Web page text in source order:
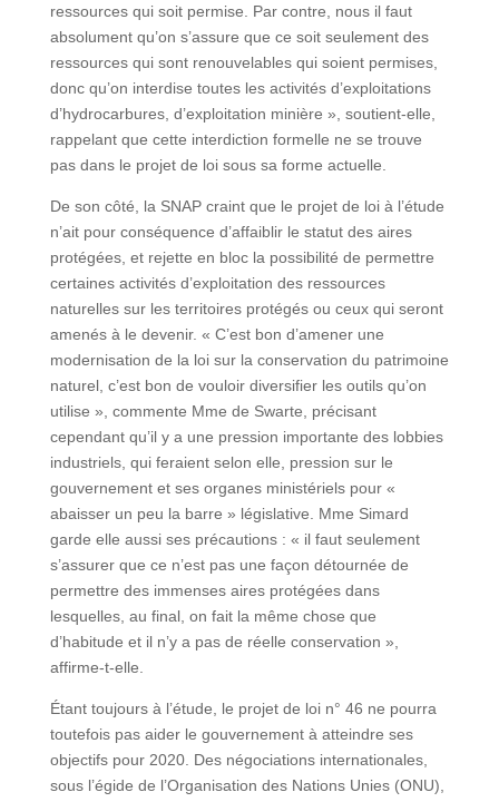
ressources qui soit permise. Par contre, nous il faut
absolument qu’on s’assure que ce soit seulement des
ressources qui sont renouvelables qui soient permises,
donc qu’on interdise toutes les activités d’exploitations
d’hydrocarbures, d’exploitation minière », soutient-elle,
rappelant que cette interdiction formelle ne se trouve
pas dans le projet de loi sous sa forme actuelle.
De son côté, la SNAP craint que le projet de loi à l’étude
n’ait pour conséquence d’affaiblir le statut des aires
protégées, et rejette en bloc la possibilité de permettre
certaines activités d’exploitation des ressources
naturelles sur les territoires protégés ou ceux qui seront
amenés à le devenir. « C’est bon d’amener une
modernisation de la loi sur la conservation du patrimoine
naturel, c’est bon de vouloir diversifier les outils qu’on
utilise », commente Mme de Swarte, précisant
cependant qu’il y a une pression importante des lobbies
industriels, qui feraient selon elle, pression sur le
gouvernement et ses organes ministériels pour «
abaisser un peu la barre » législative. Mme Simard
garde elle aussi ses précautions : « il faut seulement
s’assurer que ce n’est pas une façon détournée de
permettre des immenses aires protégées dans
lesquelles, au final, on fait la même chose que
d’habitude et il n’y a pas de réelle conservation »,
affirme-t-elle.
Étant toujours à l’étude, le projet de loi n° 46 ne pourra
toutefois pas aider le gouvernement à atteindre ses
objectifs pour 2020. Des négociations internationales,
sous l’égide de l’Organisation des Nations Unies (ONU),